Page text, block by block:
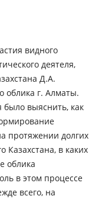
видного
деятеля,
Д.А.
облика г. Алматы.
выяснить, как
протяжении долгих
Казахстана, в каких
облика
в этом процессе
всего, на